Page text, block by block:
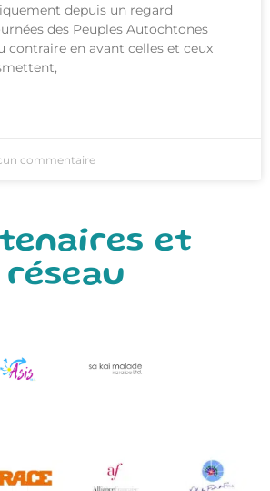
depuis un regard
des Peuples Autochtones
contraire en avant celles et ceux
commentaire
et
réseau